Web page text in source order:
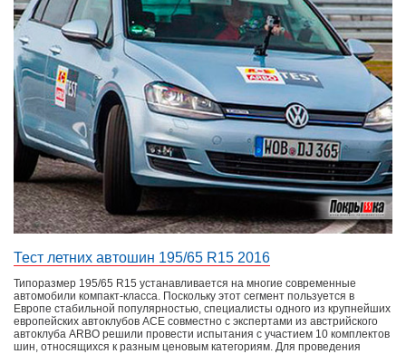
Тест летних автошин 195/65 R15 2016
Типоразмер 195/65 R15 устанавливается на многие современные
автомобили компакт-класса. Поскольку этот сегмент пользуется в
Европе стабильной популярностью, специалисты одного из крупнейших
европейских автоклубов АСЕ совместно с экспертами из австрийского
автоклуба ARBO решили провести испытания с участием 10 комплектов
шин, относящихся к разным ценовым категориям. Для проведения